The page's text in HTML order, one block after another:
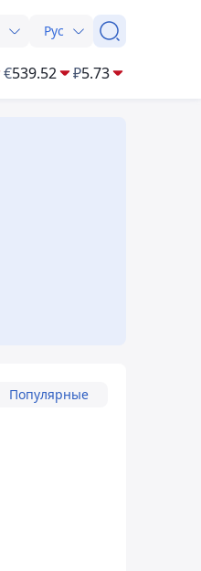
Рус
€539.52 ₽5.73
Популярные